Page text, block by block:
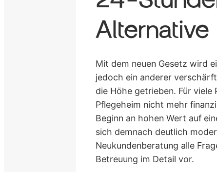
Alternative
Mit dem neuen Gesetz wird
jedoch ein anderer
die Höhe getrieben. Für
Pflegeheim nicht mehr
Beginn an hohen Wert auf
sich demnach deutlich
Neukundenberatung alle
Betreuung im Detail vor.